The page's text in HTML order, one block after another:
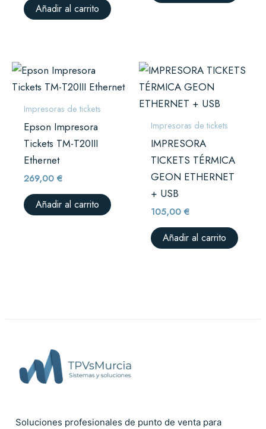
Añadir al carrito
Impresoras de tickets
Epson Impresora
Tickets TM-T20III
Ethernet
269,00€
Añadir al carrito
Impresoras de tickets
IMPRESORA
TICKETS TÉRMICA
GEON ETHERNET
+ USB
105,00€
Añadir al carrito
Soluciones profesionales de punto de venta para